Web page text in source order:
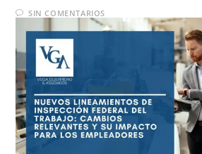
SIN COMENTARIOS